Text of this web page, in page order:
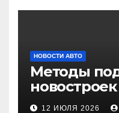
НОВОСТИ АВТО
Методы
критериям
12 ИЮЛЯ 2026